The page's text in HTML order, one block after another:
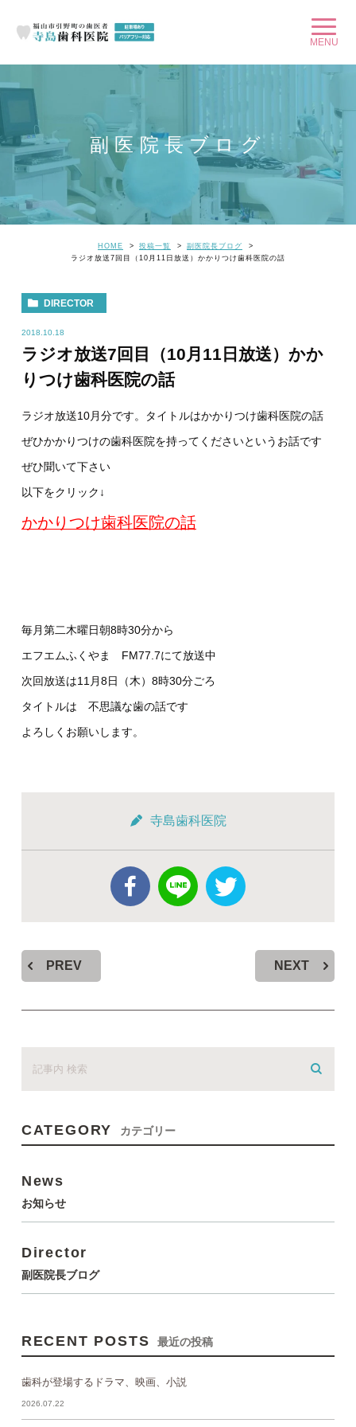
副医院長ブログ
HOME 投稿一覧
副医院長ブログ
ラジオ放送7回目（10月11日放送）かかりつけ歯科医院の話
DIRECTOR
2018.10.18
ラジオ放送7回目（10月11日放送）かか
りつけ歯科医院の話
ラジオ放送10月分です。タイトルはかかりつけ歯科医院の話
ぜひかかりつけの歯科医院を持ってくださいというお話です
ぜひ聞いて下さい
以下をクリック↓
かかりつけ歯科医院の話
毎月第二木曜日朝8時30分から
エフエムふくやま FM77.7にて放送中
次回放送は11月8日（木）8時30分ごろ
タイトルは 不思議な歯の話です
よろしくお願いします。
寺島歯科医院
PREV NEXT
CATEGORY カテゴリー
News
お知らせ
Director
副医院長ブログ
RECENT POSTS 最近の投稿
歯科が登場するドラマ、映画、小説
2026.07.22